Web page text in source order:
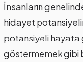
İnsanların
hidayet
potansiyeli hayata
göstermemek gibi